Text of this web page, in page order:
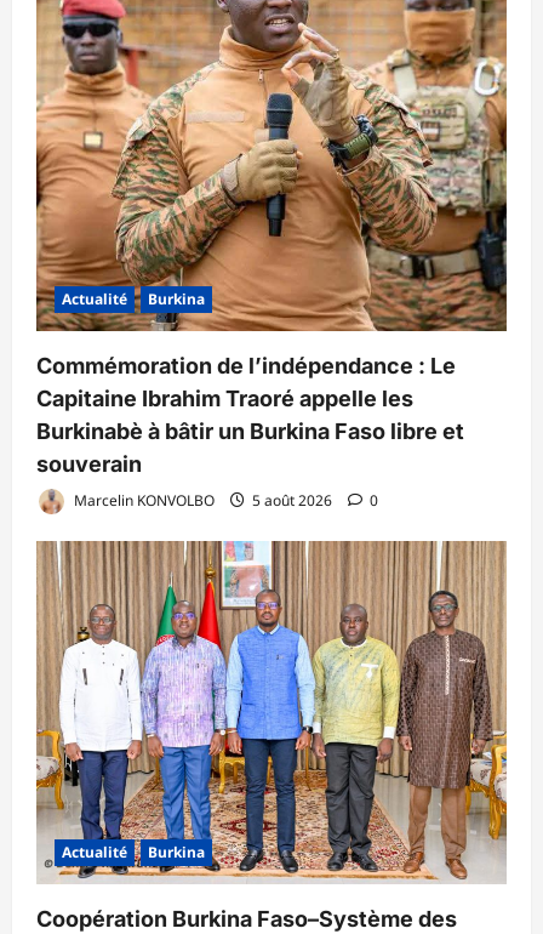
Actualité Burkina
Commémoration de l’indépendance : Le
Capitaine Ibrahim Traoré appelle les
Burkinabè à bâtir un Burkina Faso libre et
souverain
Marcelin KONVOLBO 5 août 2026 0
Actualité Burkina
Coopération Burkina Faso–Système des